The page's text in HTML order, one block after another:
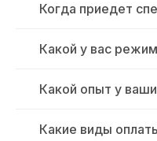
Когда приедет
Какой у вас
Какой опыт у
Какие виды